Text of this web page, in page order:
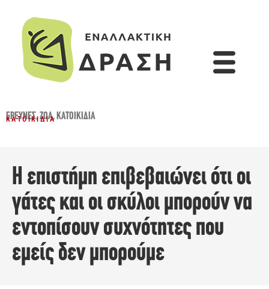
ΈΡΕΥΝΕΣ,ΖΏΑ,ΚΑΤΟΙΚΊΔΙΑ
ΚΑΤΟΙΚΊΔΙΑ
Η επιστήμη επιβεβαιώνει ότι οι
γάτες και οι σκύλοι μπορούν να
εντοπίσουν συχνότητες που
εμείς δεν μπορούμε